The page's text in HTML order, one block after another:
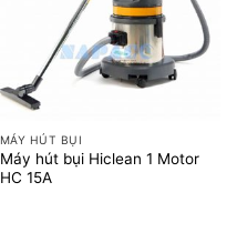
MÁY HÚT BỤI
Máy hút bụi Hiclean 1 Motor
HC 15A